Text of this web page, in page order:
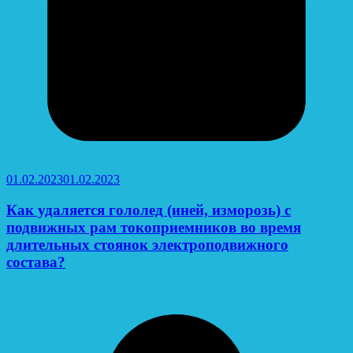
01.02.202301.02.2023
Как удаляется гололед (иней, изморозь) с
подвижных рам токоприемников во время
длительных стоянок электроподвижного
состава?